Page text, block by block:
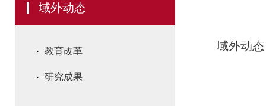
域外动态
教育改革
研究成果
域外动态